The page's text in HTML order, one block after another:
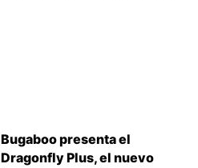
Bugaboo presenta el
Dragonfly Plus, el nuevo